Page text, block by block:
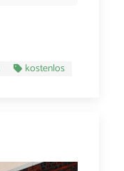
kostenlos